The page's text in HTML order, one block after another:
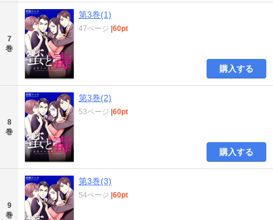
7
巻
第3巻(1)
47ページ |60pt
購入する
8
巻
第3巻(2)
53ページ |60pt
購入する
9
巻
第3巻(3)
54ページ |60pt